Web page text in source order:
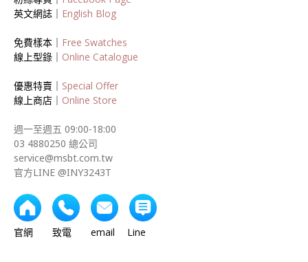
英文網誌｜ English Blog
免費樣本｜ Free Swatches
線上型錄｜ Online Catalogue
優惠特賣｜ Special Offer
線上商店｜ Online Store
週一至週五 09:00-18:00
03 4880250 總公司
service@msbt.com.tw
官方LINE @INY3243T
官網 致電 email Line